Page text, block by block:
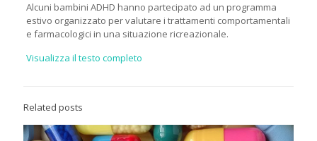
Alcuni bambini ADHD hanno partecipato ad un programma
estivo organizzato per valutare i trattamenti comportamentali
e farmacologici in una situazione ricreazionale.
Visualizza il testo completo
Related posts